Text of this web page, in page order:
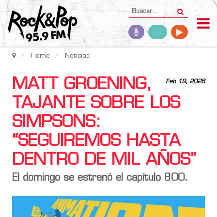
Home Noticias
Feb 19, 2026
MATT GROENING,
TAJANTE SOBRE LOS
SIMPSONS:
“SEGUIREMOS HASTA
DENTRO DE MIL AÑOS”
El domingo se estrenó el capítulo 800.